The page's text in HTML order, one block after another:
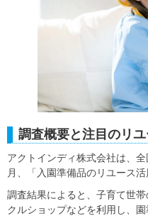
調査概要と注目のリ
アクトインディ株式会社は、
月、「入園準備品のリユース
調査結果によると、子育て世
クルショップなどを利用し、